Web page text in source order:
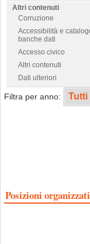
Altri contenuti
Corruzione
Accessibilità e
banche dati
Accesso civico
Altri contenuti
Dati ulteriori
Filtra per anno:
Posizioni